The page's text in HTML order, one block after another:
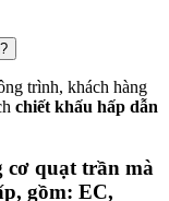
trình, khách hàng
chiết khấu hấp dẫn
cơ quạt trần mà
gồm: EC,